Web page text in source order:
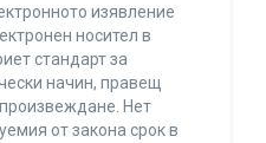
изявление
носител в
стандарт за
начин, правещ
Нет
от закона срок в